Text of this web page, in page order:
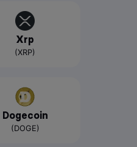
Xrp
(XRP)
Dogecoin
(DOGE)